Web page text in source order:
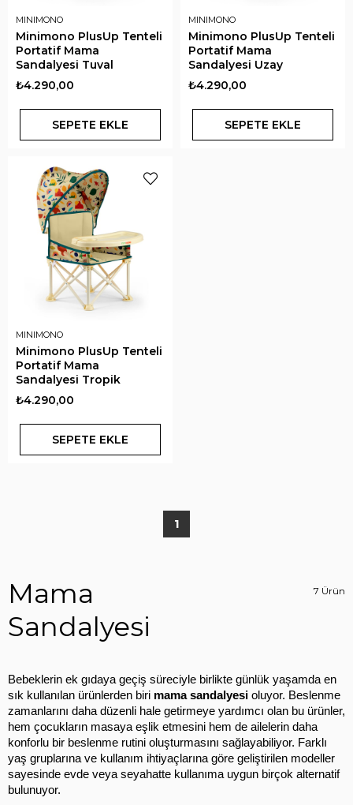
MINIMONO
Minimono PlusUp Tenteli
Portatif Mama
Sandalyesi Tuval
₺4.290,00
SEPETE EKLE
MINIMONO
Minimono PlusUp Tenteli
Portatif Mama
Sandalyesi Uzay
₺4.290,00
SEPETE EKLE
MINIMONO
Minimono PlusUp Tenteli
Portatif Mama
Sandalyesi Tropik
₺4.290,00
SEPETE EKLE
1
Mama
Sandalyesi
7 Ürün
Bebeklerin ek gıdaya geçiş süreciyle birlikte günlük yaşamda en
sık kullanılan ürünlerden biri mama sandalyesi oluyor. Beslenme
zamanlarını daha düzenli hale getirmeye yardımcı olan bu ürünler,
hem çocukların masaya eşlik etmesini hem de ailelerin daha
konforlu bir beslenme rutini oluşturmasını sağlayabiliyor. Farklı
yaş gruplarına ve kullanım ihtiyaçlarına göre geliştirilen modeller
sayesinde evde veya seyahatte kullanıma uygun birçok alternatif
bulunuyor.